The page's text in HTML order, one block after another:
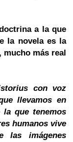
a la que
la novela es la
más real
con voz
llevamos en
que tenemos
humanos vive
las imágenes